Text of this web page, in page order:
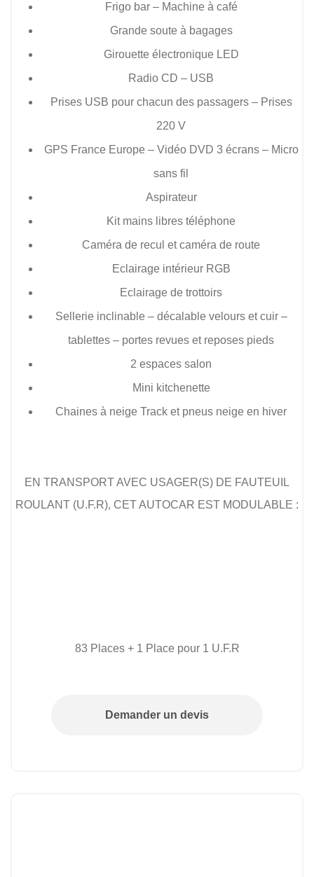
Frigo bar – Machine à café
Grande soute à bagages
Girouette électronique LED
Radio CD – USB
Prises USB pour chacun des passagers – Prises
220 V
GPS France Europe – Vidéo DVD 3 écrans – Micro
sans fil
Aspirateur
Kit mains libres téléphone
Caméra de recul et caméra de route
Eclairage intérieur RGB
Eclairage de trottoirs
Sellerie inclinable – décalable velours et cuir –
tablettes – portes revues et reposes pieds
2 espaces salon
Mini kitchenette
Chaines à neige Track et pneus neige en hiver
EN TRANSPORT AVEC USAGER(S) DE FAUTEUIL
ROULANT (U.F.R), CET AUTOCAR EST MODULABLE :
83 Places + 1 Place pour 1 U.F.R
Demander un devis